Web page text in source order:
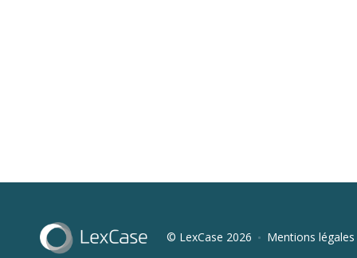
© LexCase 2026 Mentions légales